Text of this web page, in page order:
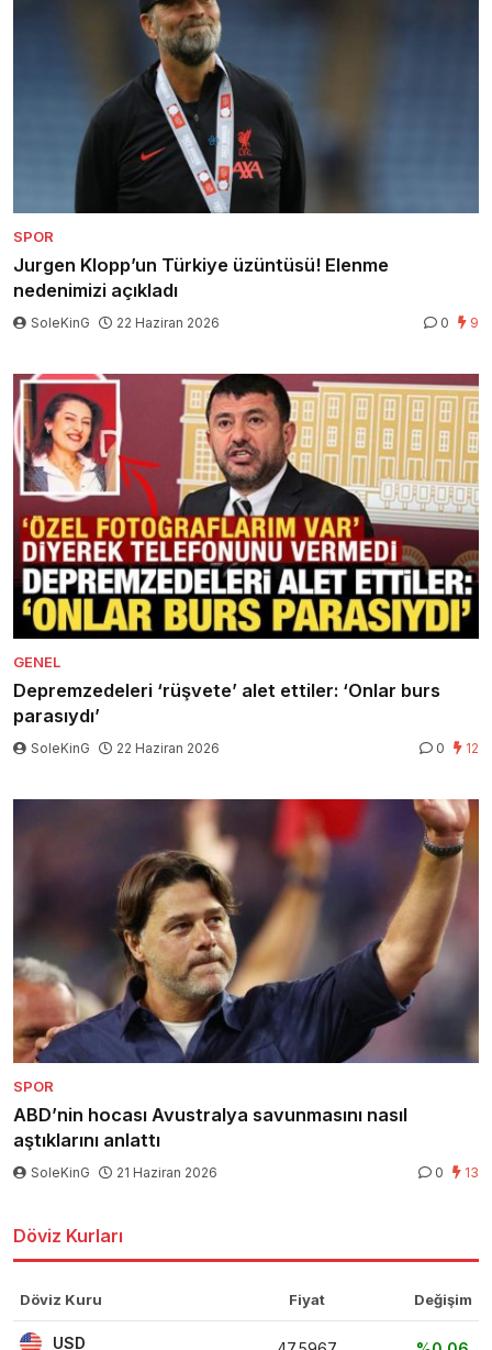
SPOR
Jurgen Klopp’un Türkiye üzüntüsü! Elenme
nedenimizi açıkladı
SoleKinG 22 Haziran 2026 0 9
GENEL
Depremzedeleri ‘rüşvete’ alet ettiler: ‘Onlar burs
parasıydı’
SoleKinG 22 Haziran 2026 0 12
SPOR
ABD’nin hocası Avustralya savunmasını nasıl
aştıklarını anlattı
SoleKinG 21 Haziran 2026 0 13
Döviz Kurları
Döviz Kuru Fiyat Değişim
USD